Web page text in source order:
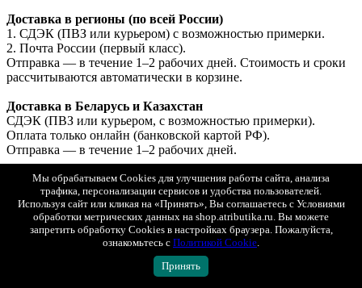
Доставка в регионы (по всей России)
1. СДЭК (ПВЗ или курьером) с возможностью примерки.
2. Почта России (первый класс).
Отправка — в течение 1–2 рабочих дней. Стоимость и сроки
рассчитываются автоматически в корзине.
Доставка в Беларусь и Казахстан
СДЭК (ПВЗ или курьером, с возможностью примерки).
Оплата только онлайн (банковской картой РФ).
Отправка — в течение 1–2 рабочих дней.
Подробные условия доставки
Показать полностью
Все товары ЦСКА
СОПУТСТВУЮЩИЕ ТОВАРЫ
Мы обрабатываем Cookies для улучшения работы сайта, анализа
трафика, персонализации сервисов и удобства пользователей.
Используя сайт или кликая на «Принять», Вы соглашаетесь с Условиями
обработки метрических данных на shop.atributika.ru. Вы можете
запретить обработку Cookies в настройках браузера. Пожалуйста,
ознакомьтесь с Политикой Cookie.
Принять